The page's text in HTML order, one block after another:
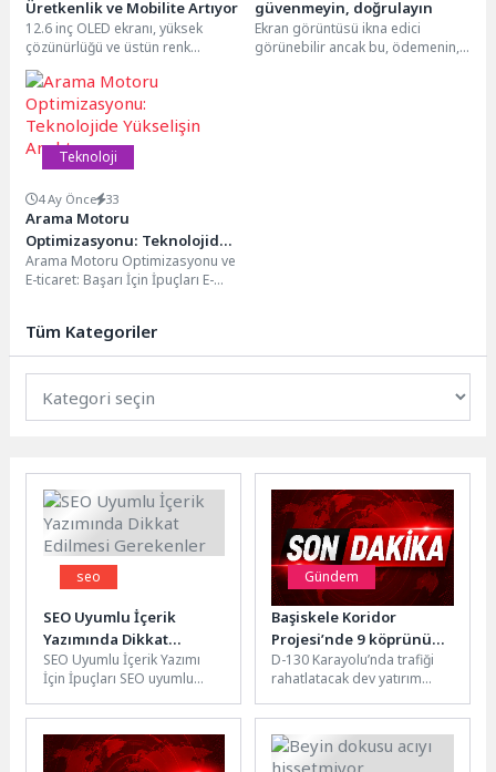
Üretkenlik ve Mobilite Artıyor
12.6 inç OLED ekranı, yüksek
çözünürlüğü ve üstün renk
doğruluğuyla net ve canlı bir
görüntü deneyimi...
güvenmeyin, doğrulayın
Ekran görüntüsü ikna edici
görünebilir ancak bu, ödemenin,
Teknoloji
4 Ay Önce 33
Arama Motoru
Optimizasyonu: Teknolojide
Yükselişin Anahtarı
Arama Motoru Optimizasyonu ve
E-ticaret: Başarı İçin İpuçları E-
Tüm Kategoriler
seo
SEO Uyumlu İçerik
Yazımında Dikkat
Edilmesi Gerekenler
SEO Uyumlu İçerik Yazımı
İçin İpuçları SEO uyumlu
arama motorlarında daha...
Gündem
Başiskele Koridor
Projesi’nde 9 köprünün
montajı bitti
D-130 Karayolu’nda trafiği
rahatlatacak dev yatırım
Projesi’nde önemli bir
aşama daha geride kaldı....